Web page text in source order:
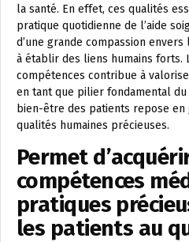
la santé. En effet, ces qualités
pratique quotidienne de l’aide
d’une grande compassion
à établir des liens humains forts.
compétences contribue à
en tant que pilier fondamental
bien-être des patients repose
qualités humaines précieuses.
Permet
compétences
pratiques
les patients au